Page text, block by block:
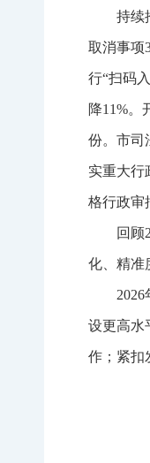
持续
取消事项
行“扫码
降11%。
份。市司
实重大行
格行政审
回顾
化、精准
设更高水
作；紧扣